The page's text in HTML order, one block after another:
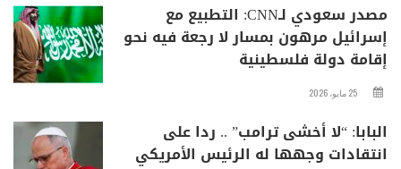
مصدر سعودي لـCNN: التطبيع مع
إسرائيل مرهون بمسار لا رجعة فيه نحو
إقامة دولة فلسطينية
25 مايو، 2026
البابا: “لا أخشى ترامب” .. ردا على
انتقادات وجهها له الرئيس الأمريكي